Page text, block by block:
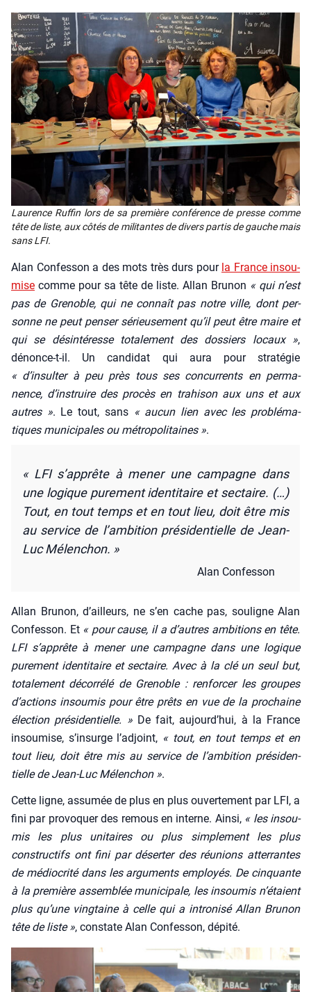
Lau­rence Ruf­fin lors de sa pre­mière confé­rence de presse comme
tête de liste, aux côtés de mili­tantes de divers par­tis de gauche mais
sans LFI.
Alan Confes­son a des mots très durs pour la France insou­
mise comme pour sa tête de liste. Allan Bru­non « qui n’est
pas de Gre­noble, qui ne connaît pas notre ville, dont per­
sonne ne peut pen­ser sérieu­se­ment qu’il peut être maire et
qui se dés­in­té­resse tota­le­ment des dos­siers locaux »,
dénonce-t-il. Un can­di­dat qui aura pour stra­té­gie
« d’insulter à peu près tous ses concur­rents en per­ma­
nence, d’instruire des pro­cès en tra­hi­son aux uns et aux
autres ». Le tout, sans « aucun lien avec les pro­blé­ma­
tiques muni­ci­pales ou métro­po­li­taines ».
« LFI s’apprête à mener une cam­pagne dans
une logique pure­ment iden­ti­taire et sec­taire. (…)
Tout, en tout temps et en tout lieu, doit être mis
au ser­vice de l’ambition pré­si­den­tielle de Jean-
Luc Mélen­chon. »
Alan Confes­son
Allan Bru­non, d’ailleurs, ne s’en cache pas, sou­ligne Alan
Confes­son. Et « pour cause, il a d’autres ambi­tions en tête.
LFI s’apprête à mener une cam­pagne dans une logique
pure­ment iden­ti­taire et sec­taire. Avec à la clé un seul but,
tota­le­ment décor­ré­lé de Gre­noble : ren­for­cer les groupes
d’actions insou­mis pour être prêts en vue de la pro­chaine
élec­tion pré­si­den­tielle. »De fait, aujourd’­hui, à la France
insou­mise, s’in­surge l’ad­joint, « tout, en tout temps et en
tout lieu, doit être mis au ser­vice de l’ambition pré­si­den­
tielle de Jean-Luc Mélen­chon ».
Cette ligne, assu­mée de plus en plus ouver­te­ment par LFI, a
fini par pro­vo­quer des remous en interne. Ain­si, « les insou­
mis les plus uni­taires ou plus sim­ple­ment les plus
construc­tifs ont fini par déser­ter des réunions atter­rantes
de médio­cri­té dans les argu­ments employés. De cin­quante
à la pre­mière assem­blée muni­ci­pale, les insou­mis n’étaient
plus qu’une ving­taine à celle qui a intro­ni­sé Allan Bru­non
tête de liste », constate Alan Confes­son, dépi­té.